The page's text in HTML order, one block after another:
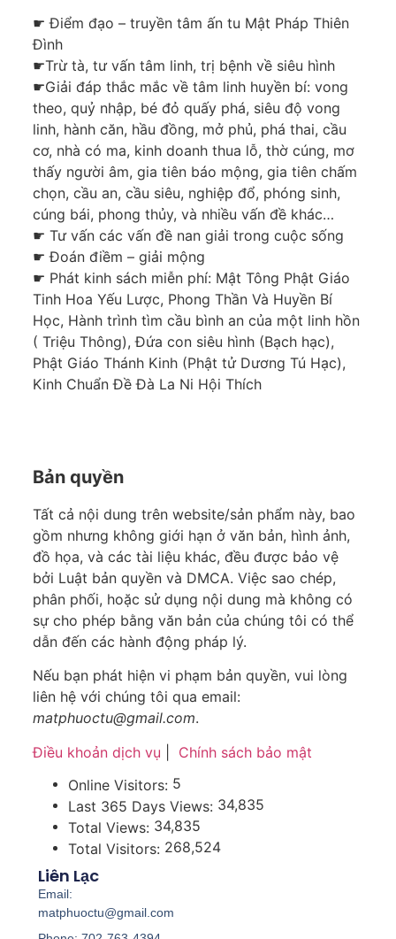
☛ Điểm đạo – truyền tâm ấn tu Mật Pháp Thiên
Đình
☛Trừ tà, tư vấn tâm linh, trị bệnh về siêu hình
☛Giải đáp thắc mắc về tâm linh huyền bí: vong
theo, quỷ nhập, bé đỏ quấy phá, siêu độ vong
linh, hành căn, hầu đồng, mở phủ, phá thai, cầu
cơ, nhà có ma, kinh doanh thua lỗ, thờ cúng, mơ
thấy người âm, gia tiên báo mộng, gia tiên chấm
chọn, cầu an, cầu siêu, nghiệp đổ, phóng sinh,
cúng bái, phong thủy, và nhiều vấn đề khác…
☛ Tư vấn các vấn đề nan giải trong cuộc sống
☛ Đoán điềm – giải mộng
☛ Phát kinh sách miễn phí: Mật Tông Phật Giáo
Tinh Hoa Yếu Lược, Phong Thần Và Huyền Bí
Học, Hành trình tìm cầu bình an của một linh hồn
( Triệu Thông), Đứa con siêu hình (Bạch hạc),
Phật Giáo Thánh Kinh (Phật tử Dương Tú Hạc),
Kinh Chuẩn Đề Đà La Ni Hội Thích
Bản quyền
Tất cả nội dung trên website/sản phẩm này, bao
gồm nhưng không giới hạn ở văn bản, hình ảnh,
đồ họa, và các tài liệu khác, đều được bảo vệ
bởi Luật bản quyền và DMCA. Việc sao chép,
phân phối, hoặc sử dụng nội dung mà không có
sự cho phép bằng văn bản của chúng tôi có thể
dẫn đến các hành động pháp lý.
Nếu bạn phát hiện vi phạm bản quyền, vui lòng
liên hệ với chúng tôi qua email:
matphuoctu@gmail.com.
Điều khoản dịch vụ
Chính sách bảo mật
Online Visitors: 5
Last 365 Days Views: 34,835
Total Views: 34,835
Total Visitors: 268,524
Liên Lạc
Email:
matphuoctu@gmail.com